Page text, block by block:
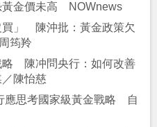
黃金價未高 NOWnews
買」 陳沖批：黃金政策欠
筠羚
略 陳冲問央行：如何改善
陳怡慈
應思考國家級黃金戰略 自